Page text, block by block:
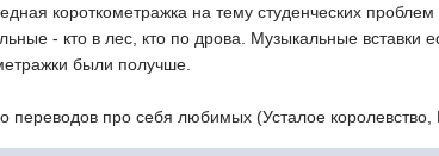
короткометражка на тему студенческих
- кто в лес, кто по дрова. Музыкальные вставки
были получше.
переводов про себя любимых (Усталое